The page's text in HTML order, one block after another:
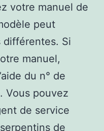
votre manuel de
peut
différentes. Si
manuel,
du n° de
Vous pouvez
de service
de